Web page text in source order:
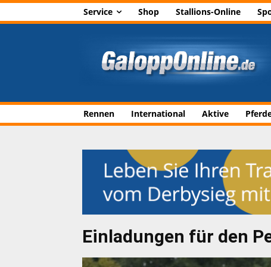
Service Shop Stallions-Online
Rennen International Aktive
Einladungen für den